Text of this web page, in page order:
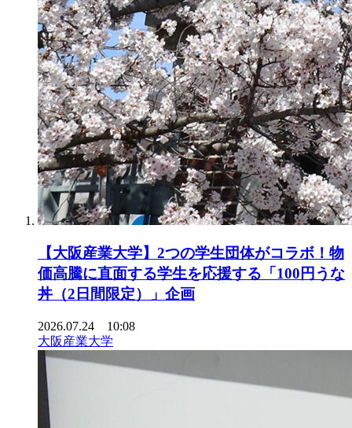
【大阪産業大学】2つの学生団体がコラボ！物
価高騰に直面する学生を応援する「100円うな
丼（2日間限定）」企画
2026.07.24 10:08
大阪産業大学